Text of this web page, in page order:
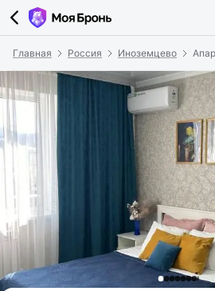
Главная Россия Иноземцево